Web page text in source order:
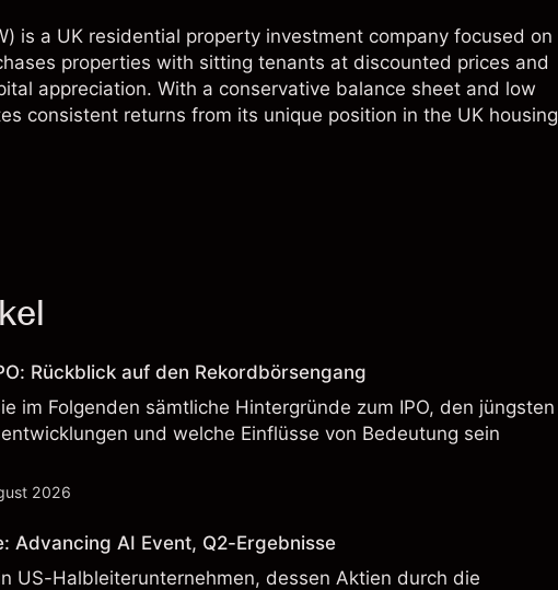
is a UK residential property investment company focused on
properties with sitting tenants at discounted prices and
appreciation. With a conservative balance sheet and low
consistent returns from its unique position in the UK housing
Rückblick auf den Rekordbörsengang
im Folgenden sämtliche Hintergründe zum IPO, den jüngsten
und welche Einflüsse von Bedeutung sein
2026
Advancing AI Event, Q2-Ergebnisse
US-Halbleiterunternehmen, dessen Aktien durch die